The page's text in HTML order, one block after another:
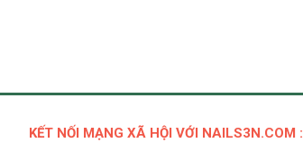
KẾT NỐI MẠNG XÃ HỘI VỚI NAILS3N.COM :